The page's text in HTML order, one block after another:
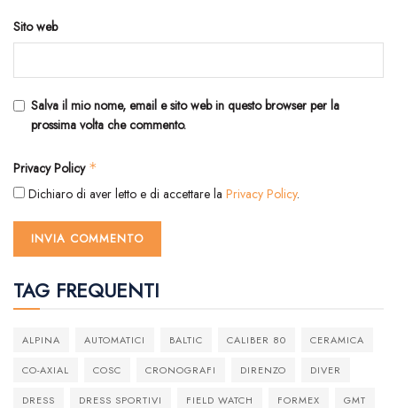
Sito web
Salva il mio nome, email e sito web in questo browser per la
prossima volta che commento.
Privacy Policy *
Dichiaro di aver letto e di accettare la Privacy Policy.
TAG FREQUENTI
ALPINA AUTOMATICI BALTIC CALIBER 80 CERAMICA
CO-AXIAL COSC CRONOGRAFI DIRENZO DIVER
DRESS DRESS SPORTIVI FIELD WATCH FORMEX GMT